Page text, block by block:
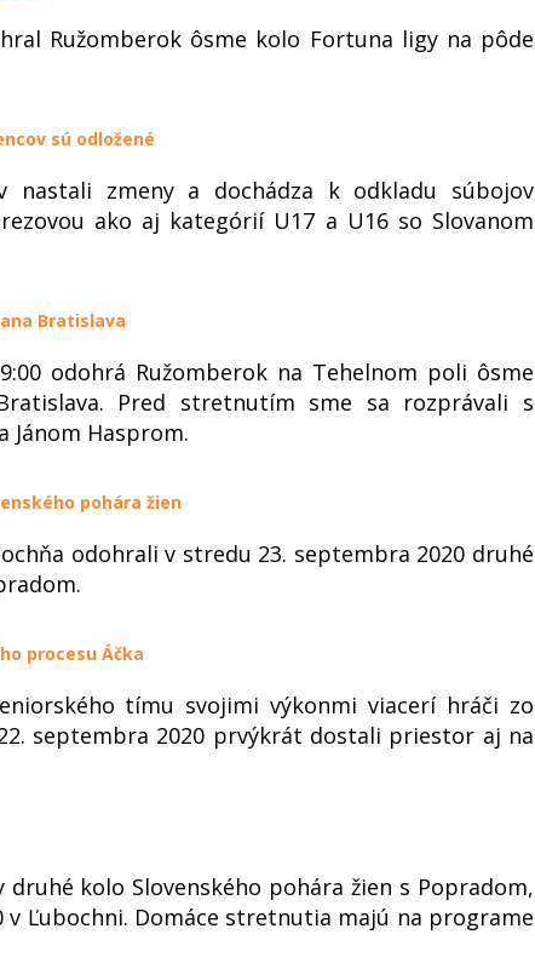
Ružomberok ôsme kolo Fortuna ligy na pôde
sú odložené
nastali zmeny a dochádza k odkladu súbojov
ako aj kategórií U17 a U16 so Slovanom
Bratislava
odohrá Ružomberok na Tehelnom poli ôsme
Pred stretnutím sme sa rozprávali s
Jánom Hasprom.
pohára žien
odohrali v stredu 23. septembra 2020 druhé
procesu Áčka
tímu svojimi výkonmi viacerí hráči zo
septembra 2020 prvýkrát dostali priestor aj na
kolo Slovenského pohára žien s Popradom,
v Ľubochni. Domáce stretnutia majú na programe